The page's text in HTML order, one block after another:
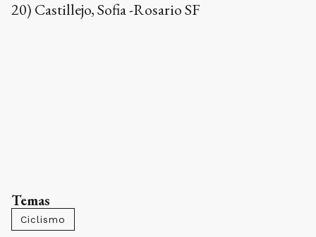
20) Castillejo, Sofia -Rosario SF
Temas
Ciclismo